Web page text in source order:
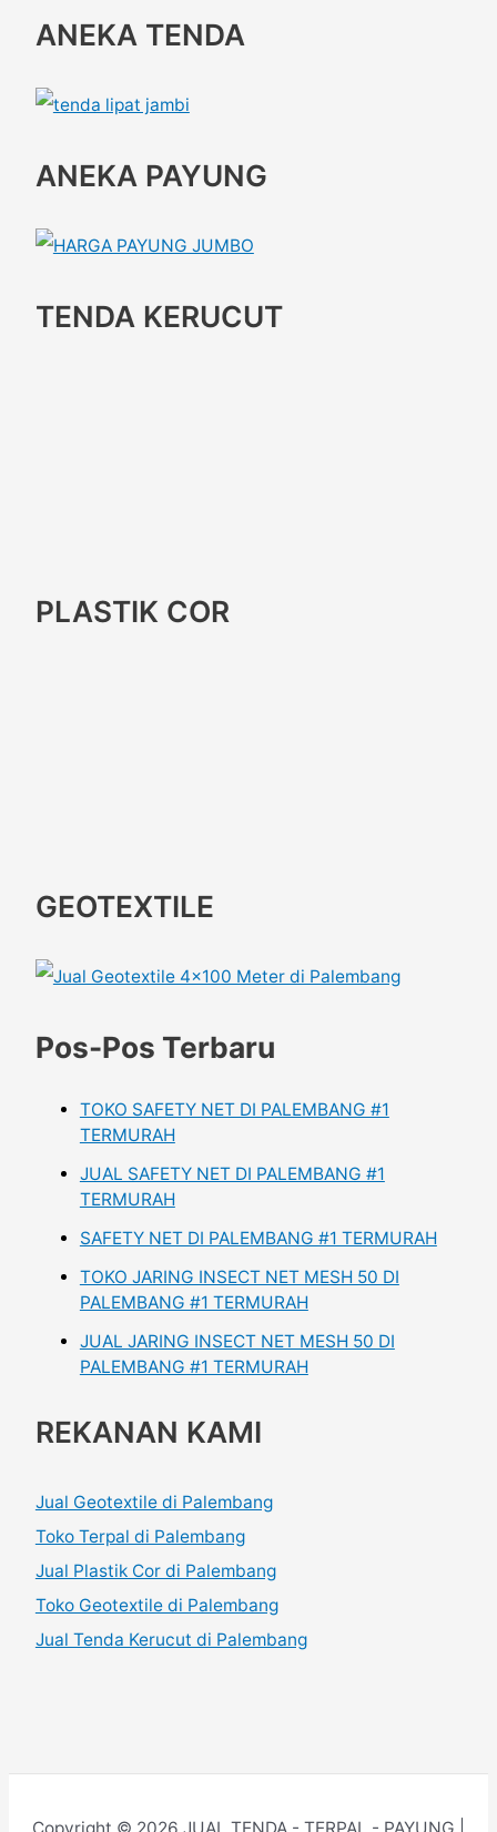
ANEKA TENDA
ANEKA PAYUNG
TENDA KERUCUT
PLASTIK COR
GEOTEXTILE
Pos-Pos Terbaru
TOKO SAFETY NET DI PALEMBANG #1
TERMURAH
JUAL SAFETY NET DI PALEMBANG #1
TERMURAH
SAFETY NET DI PALEMBANG #1 TERMURAH
TOKO JARING INSECT NET MESH 50 DI
PALEMBANG #1 TERMURAH
JUAL JARING INSECT NET MESH 50 DI
PALEMBANG #1 TERMURAH
REKANAN KAMI
Jual Geotextile di Palembang
Toko Terpal di Palembang
Jual Plastik Cor di Palembang
Toko Geotextile di Palembang
Jual Tenda Kerucut di Palembang
Copyright © 2026 JUAL TENDA - TERPAL - PAYUNG |